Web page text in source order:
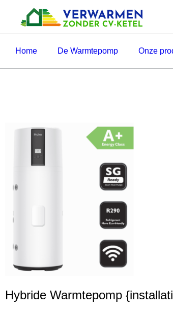
Home De Warmtepomp Onze
Hybride Warmtepomp